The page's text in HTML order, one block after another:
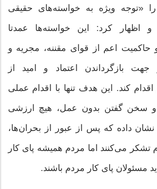
را «توجه ویژه به خواسته‌های حقیقی
اظهار کرد: این خواسته‌ها عمدتا
حاکمیت اعم از قوای مقننه، مجریه و
جهت بازگرداندن اعتماد و امید از
کند. این هدف تنها با اقدام عملی
سخن گفتن بدون عمل، هیچ ارزشی
نشان داده که پس از عبور از بحران‌ها،
تشکر می‌کنند اما مردم همیشه پای کار
مسئولان پای کار مردم باشند.